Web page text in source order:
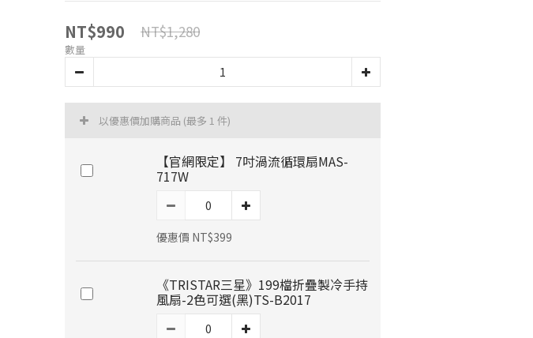
NT$990 NT$1,280
數量
以優惠價加購商品 (最多 1 件)
【官網限定】 7吋渦流循環扇MAS-
717W
優惠價 NT$399
《TRISTAR三星》199檔折疊製冷手持
風扇-2色可選(黑)TS-B2017